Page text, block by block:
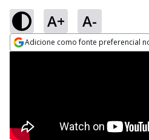
A+ A-
Adicione como fonte preferencial